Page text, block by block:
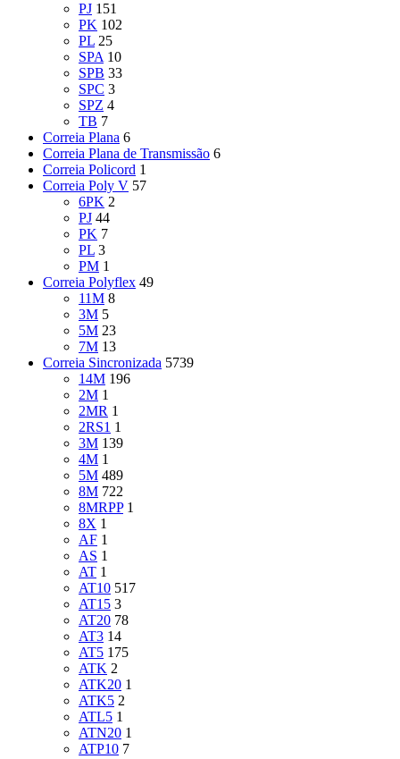
PJ 151
PK 102
PL 25
SPA 10
SPB 33
SPC 3
SPZ 4
TB 7
Correia Plana 6
Correia Plana de Transmissão 6
Correia Policord 1
Correia Poly V 57
6PK 2
PJ 44
PK 7
PL 3
PM 1
Correia Polyflex 49
11M 8
3M 5
5M 23
7M 13
Correia Sincronizada 5739
14M 196
2M 1
2MR 1
2RS1 1
3M 139
4M 1
5M 489
8M 722
8MRPP 1
8X 1
AF 1
AS 1
AT 1
AT10 517
AT15 3
AT20 78
AT3 14
AT5 175
ATK 2
ATK20 1
ATK5 2
ATL5 1
ATN20 1
ATP10 7